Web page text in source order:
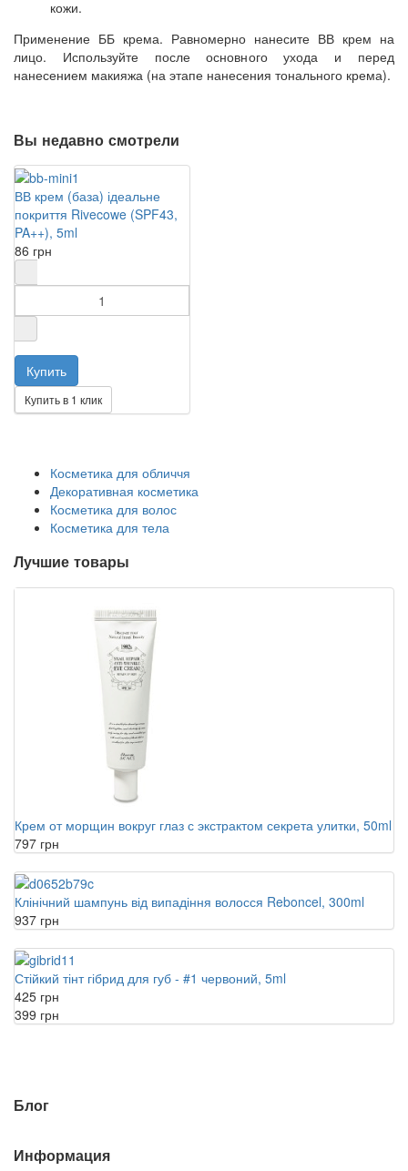
кожи.
Применение ББ крема. Равномерно нанесите ВВ крем на
лицо. Используйте после основного ухода и перед
нанесением макияжа (на этапе нанесения тонального крема).
Вы недавно смотрели
ВВ крем (база) ідеальне
покриття Rivecowe (SPF43,
PA++), 5ml
86 грн
Купить в 1 клик
Косметика для обличчя
Декоративная косметика
Косметика для волос
Косметика для тела
Лучшие товары
Крем от морщин вокруг глаз с экстрактом секрета улитки, 50ml
797 грн
Клінічний шампунь від випадіння волосся Reboncel, 300ml
937 грн
Стійкий тінт гібрид для губ - #1 червоний, 5ml
425 грн
399 грн
Блог
Информация